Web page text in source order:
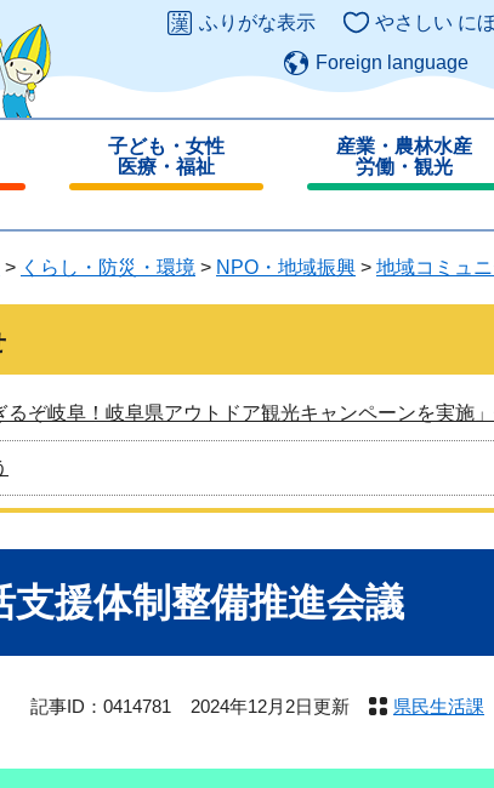
この
ふりがな表示 やさしい に
Foreign language
子ども・女性
医療・福祉
じ
産業・農林水産
労働・観光
じ
る
> くらし・防災・環境 > NPO・地域振興 > 地域コミュニ
るぞ岐阜！岐阜県アウトドア観光キャンペーンを実施
支援体制整備推進会議
記事ID：0414781 2024年12月2日更新 県民生活課